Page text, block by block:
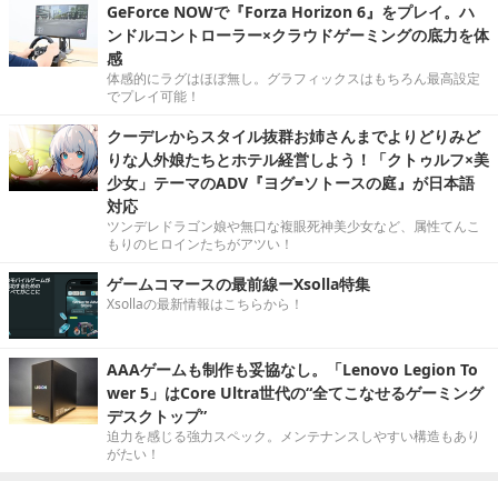
GeForce NOWで『Forza Horizon 6』をプレイ。ハ
ンドルコントローラー×クラウドゲーミングの底力を体
感
体感的にラグはほぼ無し。グラフィックスはもちろん最高設定
でプレイ可能！
クーデレからスタイル抜群お姉さんまでよりどりみど
りな人外娘たちとホテル経営しよう！「クトゥルフ×美
少女」テーマのADV『ヨグ=ソトースの庭』が日本語
対応
ツンデレドラゴン娘や無口な複眼死神美少女など、属性てんこ
もりのヒロインたちがアツい！
ゲームコマースの最前線ーXsolla特集
Xsollaの最新情報はこちらから！
AAAゲームも制作も妥協なし。「Lenovo Legion To
wer 5」はCore Ultra世代の“全てこなせるゲーミング
デスクトップ”
迫力を感じる強力スペック。メンテナンスしやすい構造もあり
がたい！